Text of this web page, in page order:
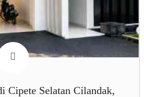
Cipete Selatan Cilandak,